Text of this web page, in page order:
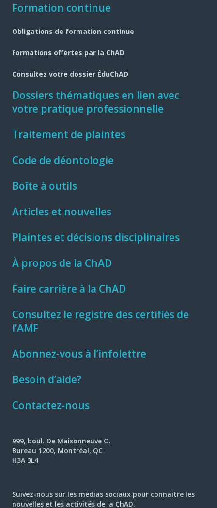
Formation continue
Obligations de formation continue
Formations offertes par la ChAD
Consultez votre dossier ÉduChAD
Dossiers thématiques en lien avec
votre pratique professionnelle
Traitement de plaintes
Code de déontologie
Boîte à outils
Articles et nouvelles
Plaintes et décisions disciplinaires
À propos de la ChAD
Faire carrière à la ChAD
Consultez le registre des certifiés de
l’AMF
Abonnez-vous à l’infolettre
Besoin d’aide?
Contactez-nous
999, boul. De Maisonneuve O.
Bureau 1200, Montréal, QC
H3A 3L4
Suivez-nous sur les médias sociaux pour connaître les
nouvelles et les activités de la ChAD.